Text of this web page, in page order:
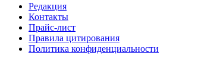
Редакция
Контакты
Прайс-лист
Правила цитирования
Политика конфиденциальности